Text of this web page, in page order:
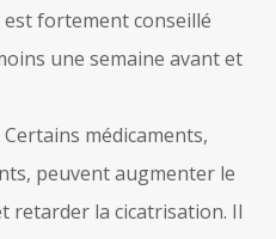
fortement conseillé
une semaine avant et
Certains médicaments,
peuvent augmenter le
retarder la cicatrisation. Il